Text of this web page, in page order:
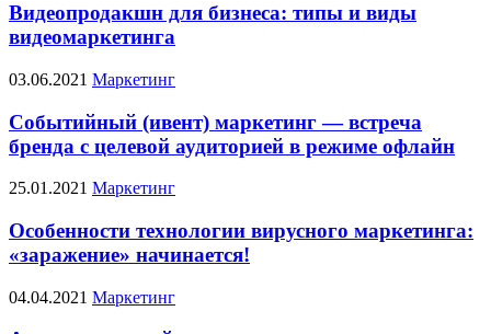
Видеопродакшн для бизнеса: типы и виды
видеомаркетинга
03.06.2021 Маркетинг
Событийный (ивент) маркетинг — встреча
бренда с целевой аудиторией в режиме офлайн
25.01.2021 Маркетинг
Особенности технологии вирусного маркетинга:
«заражение» начинается!
04.04.2021 Маркетинг